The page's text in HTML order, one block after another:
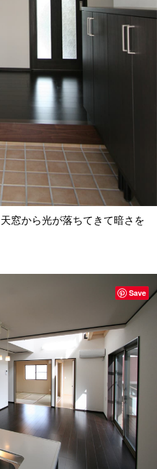
窓から光が落ちてきて暗さを
Save